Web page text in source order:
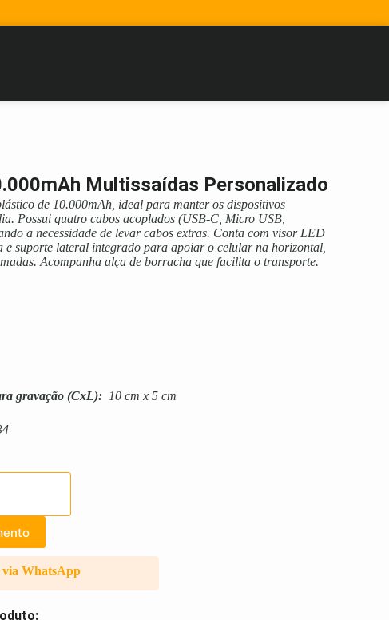
Multissaídas Personalizado
de 10.000mAh, ideal para manter os dispositivos
Possui quatro cabos acoplados (USB-C, Micro USB,
a necessidade de levar cabos extras. Conta com visor LED
e suporte lateral integrado para apoiar o celular na horizontal,
Acompanha alça de borracha que facilita o transporte.
gravação (CxL): 10 cm x 5 cm
WhatsApp